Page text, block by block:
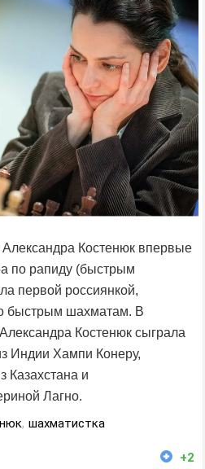
Александра Костенюк впервые
по рапиду (быстрым
первой россиянкой,
быстрым шахматам. В
Костенюк сыграла
Индии Хампи Конеру,
Казахстана и
Лагно.
, шахматистка
+2